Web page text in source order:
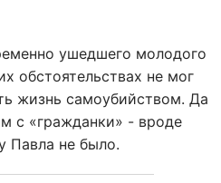
ушедшего молодого
обстоятельствах не мог
жизнь самоубийством. Да
с «гражданки» - вроде
Павла не было.